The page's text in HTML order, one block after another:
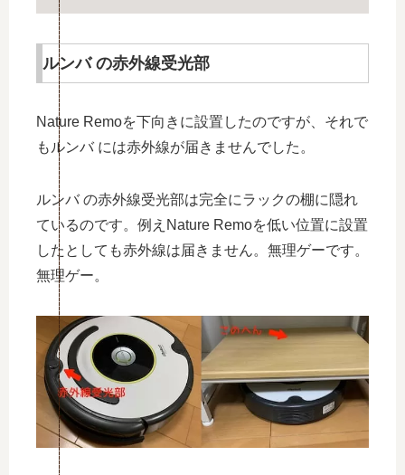
ルンバ の赤外線受光部
Nature Remoを下向きに設置したのですが、それで
もルンバ には赤外線が届きませんでした。
ルンバ の赤外線受光部は完全にラックの棚に隠れ
ているのです。例えNature Remoを低い位置に設置
したとしても赤外線は届きません。無理ゲーです。
無理ゲー。